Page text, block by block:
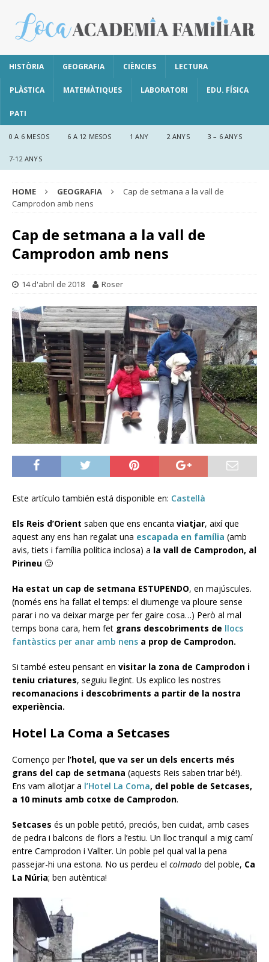
HISTÒRIA GEOGRAFIA CIÈNCIES LECTURA
PLÀSTICA MATEMÀTIQUES LABORATORI EDU. FÍSICA
PATI
0 A 6 MESOS 6 A 12 MESOS 1 ANY 2 ANYS 3 – 6 ANYS
7-12 ANYS
HOME GEOGRAFIA
Cap de setmana a la vall de
Camprodon amb nens
Cap de setmana a la vall de
Camprodon amb nens
14 d'abril de 2018 Roser
Este artículo también está disponible en: Castellà
Els Reis d’Orient saben que ens encanta viatjar, així que
aquest any ens han regalat una escapada en família (amb
avis, tiets i família política inclosa) a la vall de Camprodon, al
Pirineu 🙂
Ha estat un cap de setmana ESTUPENDO, en majúscules.
(només ens ha fallat el temps: el diumenge va ploure sense
parar i no va deixar marge per fer gaire cosa…) Però al mal
temps bona cara, hem fet grans descobriments de llocs
fantàstics per anar amb nens a prop de Camprodon.
Si també esteu pensant en visitar la zona de Camprodon i
teniu criatures, seguiu llegint. Us explico les nostres
recomanacions i descobriments a partir de la nostra
experiència.
Hotel La Coma a Setcases
Començo per l’hotel, que va ser un dels encerts més
grans del cap de setmana (aquests Reis saben triar bé!).
Ens vam allotjar a l’Hotel La Coma, del poble de Setcases,
a 10 minuts amb cotxe de Camprodon.
Setcases és un poble petitó, preciós, ben cuidat, amb cases
de pedra i balcons de flors a l’estiu. Un lloc tranquil a mig camí
entre Camprodon i Vallter. Un poble pel qual val la pena
passejar-hi una estona. No us perdeu el colmado del poble, Ca
La Núria; ben autèntica!